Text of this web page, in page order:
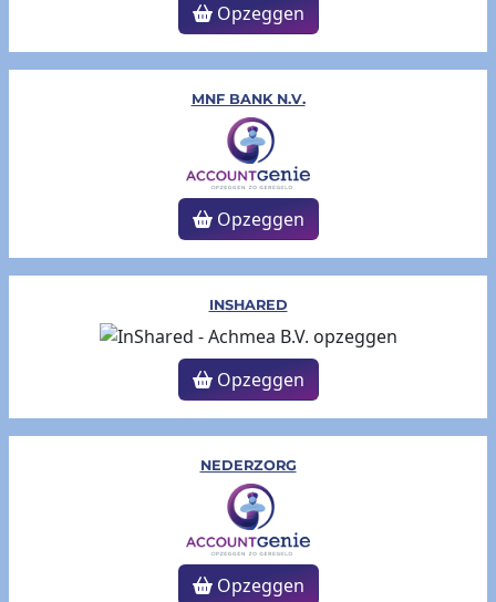
Opzeggen
MNF BANK N.V.
Opzeggen
INSHARED
Opzeggen
NEDERZORG
Opzeggen